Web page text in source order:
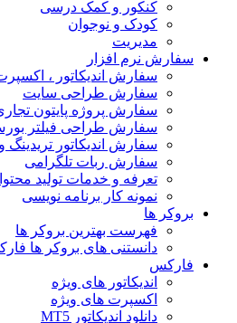
کنکور و کمک‌ درسی
کودک و نوجوان
مدیریت
سفارش نرم افزار
سفارش اندیکاتور ،
سفارش طراحی سایت
سفارش پروژه پایتون
سفارش طراحی فیلتر
سفارش اندیکاتور تریدینگ
سفارش ربات تلگرامی
تعرفه و خدمات تولید محتوا
نمونه کار برنامه نویسی
بروکر ها
فهرست بهترین بروکر ها
دانستنی های بروکر ها
فارکس
اندیکاتور های ویژه
اکسپرت های ویژه
دانلود اندیکاتور MT5